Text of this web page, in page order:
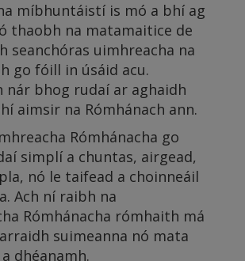
míbhuntáistí is mó a bhí ag
thaobh na matamaitice de
seanchóras uimhreacha na
go fóill in úsáid acu.
nár bhog rudaí ar aghaidh
aimsir na Rómhánach ann.
Rómhánacha go
simplí a chuntas, airgead,
nó le taifead a choinneáil
Ach ní raibh na
Rómhánacha rómhaith má
suimeanna nó mata
dhéanamh.